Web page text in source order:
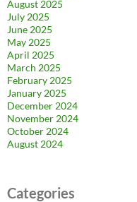
August 2025
July 2025
June 2025
May 2025
April 2025
March 2025
February 2025
January 2025
December 2024
November 2024
October 2024
August 2024
Categories